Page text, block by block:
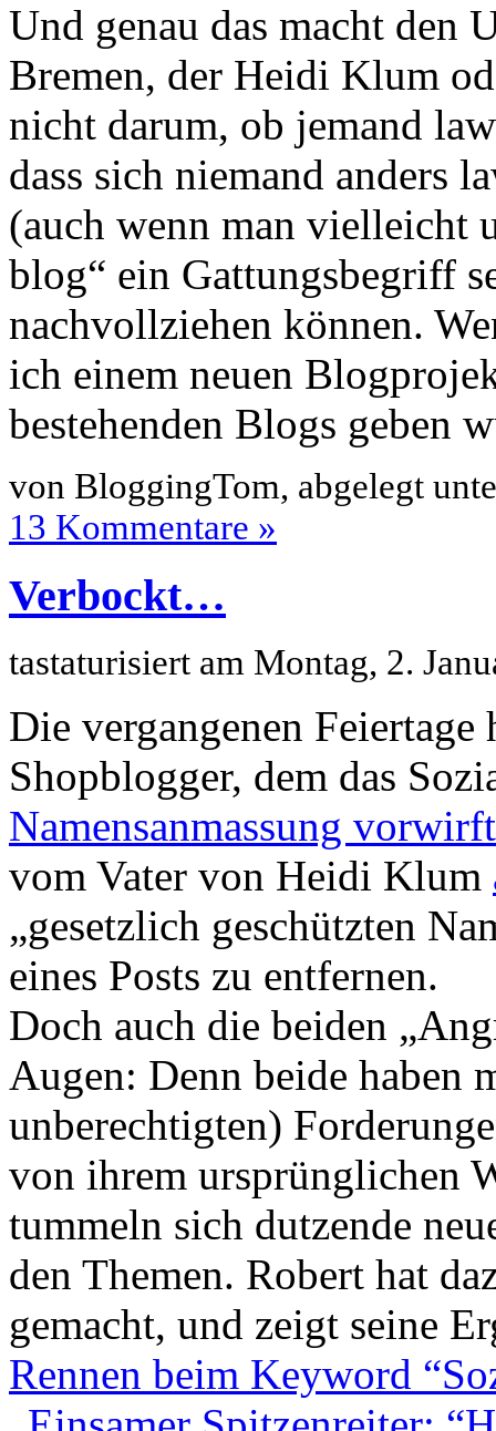
Und genau das macht den
Bremen, der Heidi Klum
nicht darum, ob jemand
dass sich niemand anders
(auch wenn man vielleicht
blog“ ein Gattungsbegriff
nachvollziehen können.
ich einem neuen
bestehenden Blogs geben
von BloggingTom, abgelegt
13 Kommentare »
Verbockt…
tastaturisiert am Montag, 2.
Die vergangenen Feiertage
Shopblogger, dem das
Namensanmassung vorwirft
vom Vater von Heidi Klum
„gesetzlich geschützten
eines Posts zu entfernen.
Doch auch die beiden
Augen: Denn beide haben
unberechtigten)
von ihrem ursprünglichen
tummeln sich dutzende
den Themen. Robert hat
gemacht, und zeigt seine
Rennen beim Keyword